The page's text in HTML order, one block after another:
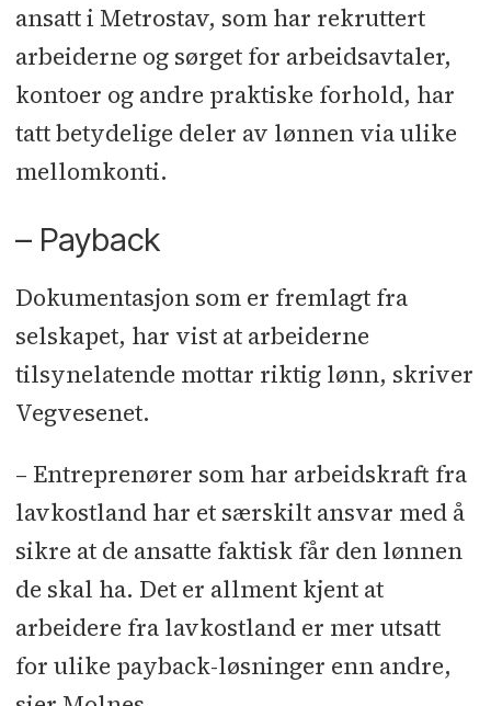
ansatt i Metrostav, som har rekruttert
arbeiderne og sørget for arbeidsavtaler,
kontoer og andre praktiske forhold, har
tatt betydelige deler av lønnen via ulike
mellomkonti.
– Payback
Dokumentasjon som er fremlagt fra
selskapet, har vist at arbeiderne
tilsynelatende mottar riktig lønn, skriver
Vegvesenet.
– Entreprenører som har arbeidskraft fra
lavkostland har et særskilt ansvar med å
sikre at de ansatte faktisk får den lønnen
de skal ha. Det er allment kjent at
arbeidere fra lavkostland er mer utsatt
for ulike payback-løsninger enn andre,